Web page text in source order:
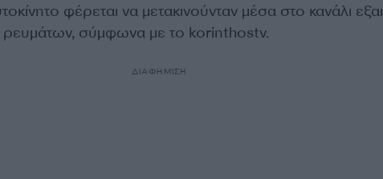
φέρεται να μετακινούνταν μέσα στο κανάλι
σύμφωνα με το korinthostv.
ΔΙΑΦΗΜΙΣΗ